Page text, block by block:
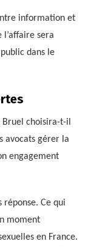
information et
sera
dans le
choisira-t-il
avocats gérer la
engagement
réponse. Ce qui
moment
en France.